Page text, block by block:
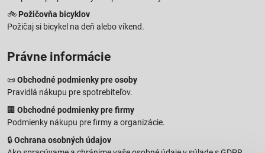
🚲 Požičovňa bicyklov
Požičaj si bicykel na deň alebo víkend.
Právne informácie
📜 Obchodné podmienky pre osoby
Pravidlá nákupu pre spotrebiteľov.
🏢 Obchodné podmienky pre firmy
Podmienky nákupu pre firmy a organizácie.
🔒Ochrana osobných údajov